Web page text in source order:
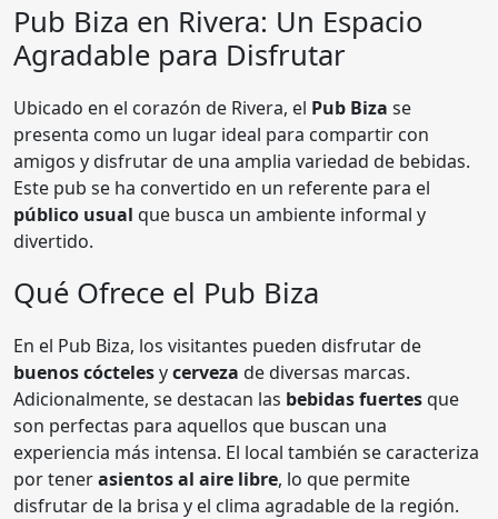
Pub Biza en Rivera: Un Espacio
Agradable para Disfrutar
Ubicado en el corazón de Rivera, el Pub Biza se
presenta como un lugar ideal para compartir con
amigos y disfrutar de una amplia variedad de bebidas.
Este pub se ha convertido en un referente para el
público usual que busca un ambiente informal y
divertido.
Qué Ofrece el Pub Biza
En el Pub Biza, los visitantes pueden disfrutar de
buenos cóctelesycerveza de diversas marcas.
Adicionalmente, se destacan las bebidas fuertesque
son perfectas para aquellos que buscan una
experiencia más intensa. El local también se caracteriza
por tenerasientos al aire libre, lo que permite
disfrutar de la brisa y el clima agradable de la región.